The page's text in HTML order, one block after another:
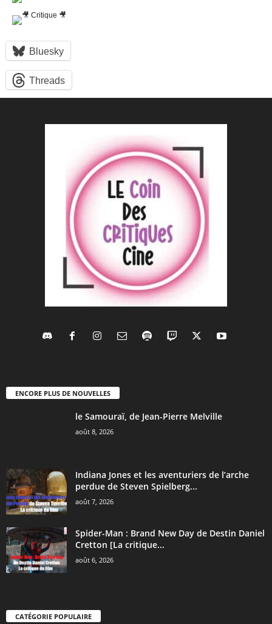
Bluesky
Threads
ENCORE PLUS DE NOUVELLES
le Samouraï, de Jean-Pierre Melville
août 8, 2026
Indiana Jones et les aventuriers de l’arche
perdue de Steven Spielberg...
août 7, 2026
Spider-Man : Brand New Day de Destin Daniel
Cretton [La critique...
août 6, 2026
CATÉGORIE POPULAIRE